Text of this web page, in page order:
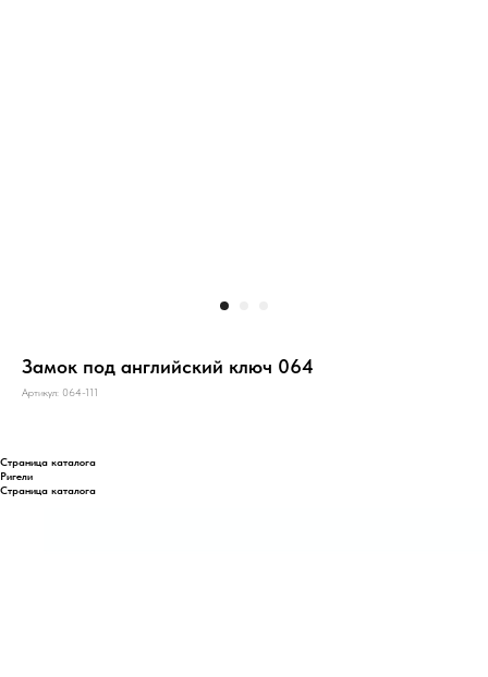
Замок под английский ключ 064
Артикул: 064-111
Страница каталога
Ригели
Страница каталога